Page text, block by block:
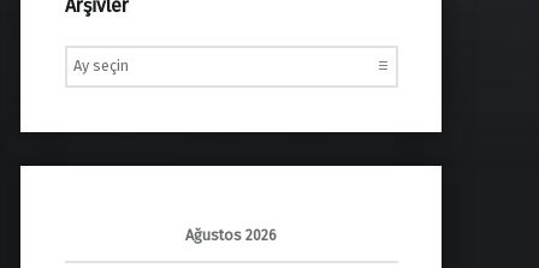
Arşivler
Arşivler
Ağustos 2026